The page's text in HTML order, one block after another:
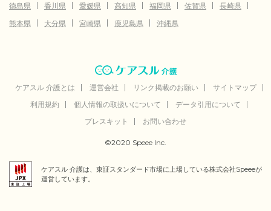
徳島県
香川県 愛媛県 高知県 福岡県 佐賀県
長崎県
熊本県
大分県 宮崎県 鹿児島県 沖縄県
ケアスル 介護とは 運営会社 リンク掲載のお願い
サイトマップ
利用規約
個人情報の取扱いについて
データ引用について
プレスキット
お問い合わせ
©2020 Speee Inc.
ケアスル 介護は、東証スタンダード市場に上場している株式会社Speeeが
運営しています。